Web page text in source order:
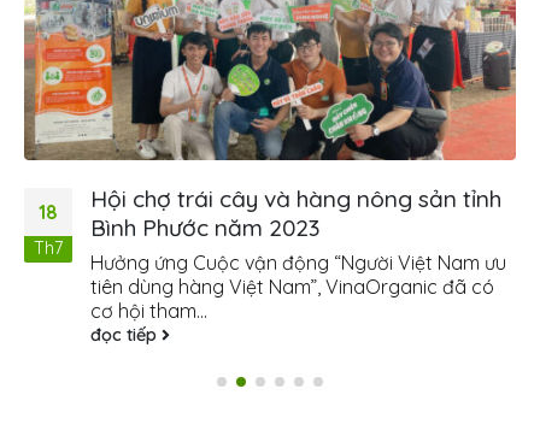
18
Th7
Hội chợ trái cây và hàng nông sản tỉnh
Bình Phước năm 2023
Hưởng ứng Cuộc vận động “Người Việt Nam ưu
tiên dùng hàng Việt Nam”, VinaOrganic đã có
cơ hội tham...
đọc tiếp